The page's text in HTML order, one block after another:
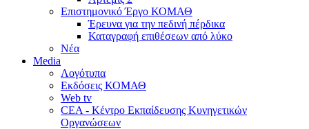
Επιστημονικό Έργο ΚΟΜΑΘ
Έρευνα για την πεδινή πέρδικα
Καταγραφή επιθέσεων από λύκο
Νέα
Media
Λογότυπα
Εκδόσεις ΚΟΜΑΘ
Web tv
CEA - Κέντρο Εκπαίδευσης Κυνηγετικών
Οργανώσεων